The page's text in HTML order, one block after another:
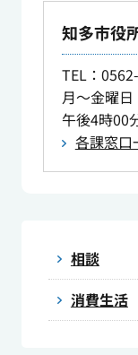
知多市役
TEL：
月～金曜
午後4時00
各課窓口
相談
消費生活